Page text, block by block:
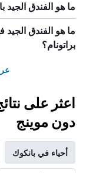
ما هو الفندق
ما هو الفندق
براتونام؟
اعثر على
دون موينج
أحياء في بانكوك